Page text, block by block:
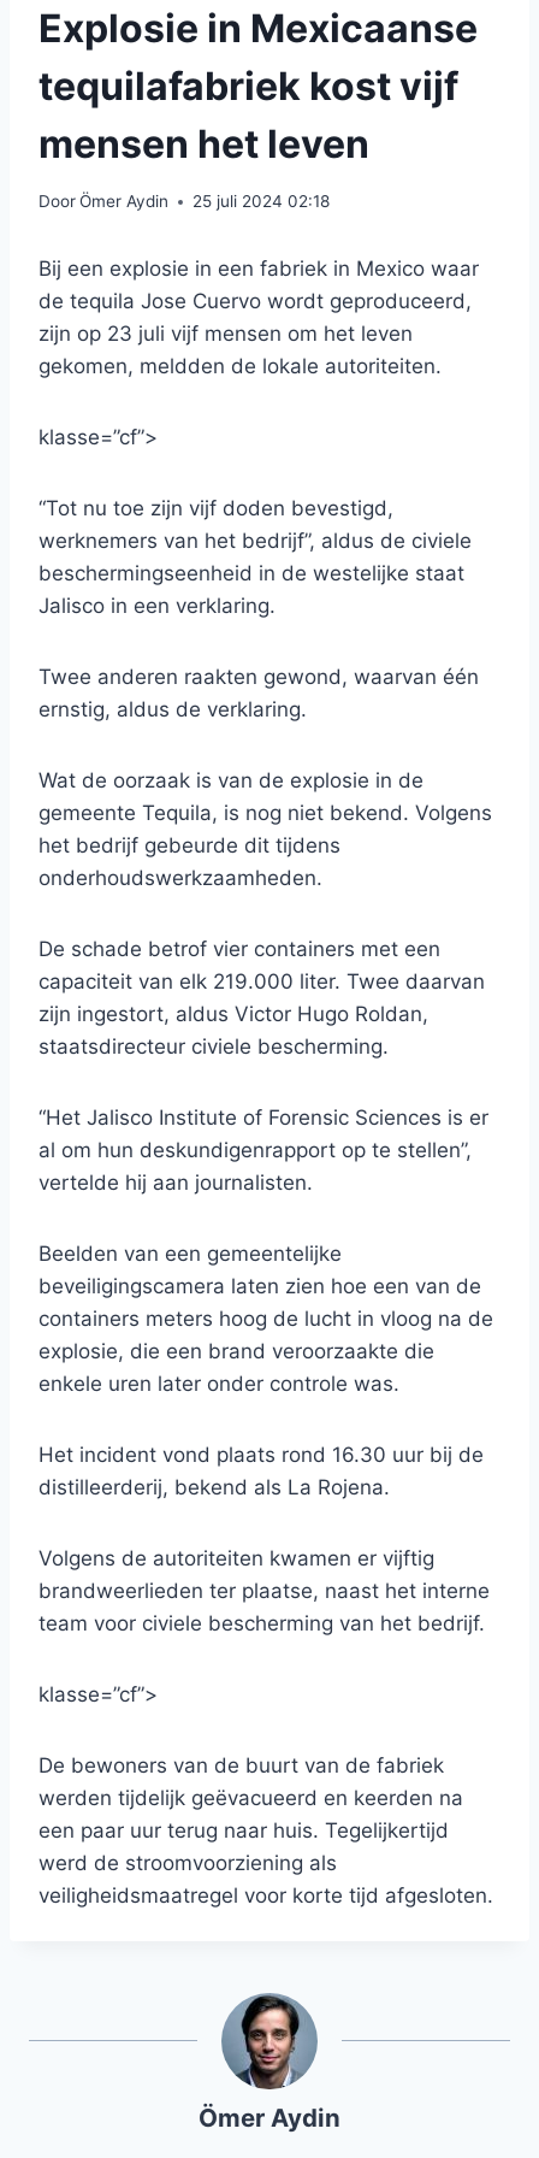
Explosie in Mexicaanse
tequilafabriek kost vijf
mensen het leven
DoorÖmer Aydin 25 juli 2024 02:18
Bij een explosie in een fabriek in Mexico waar
de tequila Jose Cuervo wordt geproduceerd,
zijn op 23 juli vijf mensen om het leven
gekomen, meldden de lokale autoriteiten.
klasse=”cf”>
“Tot nu toe zijn vijf doden bevestigd,
werknemers van het bedrijf”, aldus de civiele
beschermingseenheid in de westelijke staat
Jalisco in een verklaring.
Twee anderen raakten gewond, waarvan één
ernstig, aldus de verklaring.
Wat de oorzaak is van de explosie in de
gemeente Tequila, is nog niet bekend. Volgens
het bedrijf gebeurde dit tijdens
onderhoudswerkzaamheden.
De schade betrof vier containers met een
capaciteit van elk 219.000 liter. Twee daarvan
zijn ingestort, aldus Victor Hugo Roldan,
staatsdirecteur civiele bescherming.
“Het Jalisco Institute of Forensic Sciences is er
al om hun deskundigenrapport op te stellen”,
vertelde hij aan journalisten.
Beelden van een gemeentelijke
beveiligingscamera laten zien hoe een van de
containers meters hoog de lucht in vloog na de
explosie, die een brand veroorzaakte die
enkele uren later onder controle was.
Het incident vond plaats rond 16.30 uur bij de
distilleerderij, bekend als La Rojena.
Volgens de autoriteiten kwamen er vijftig
brandweerlieden ter plaatse, naast het interne
team voor civiele bescherming van het bedrijf.
klasse=”cf”>
De bewoners van de buurt van de fabriek
werden tijdelijk geëvacueerd en keerden na
een paar uur terug naar huis. Tegelijkertijd
werd de stroomvoorziening als
veiligheidsmaatregel voor korte tijd afgesloten.
Ömer Aydin